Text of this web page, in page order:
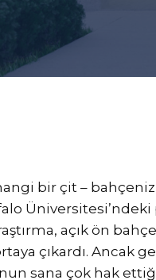
bir çit –
Üniversitesi’ndeki
açık ön
çıkardı. Ancak
sana çok hak ettiği